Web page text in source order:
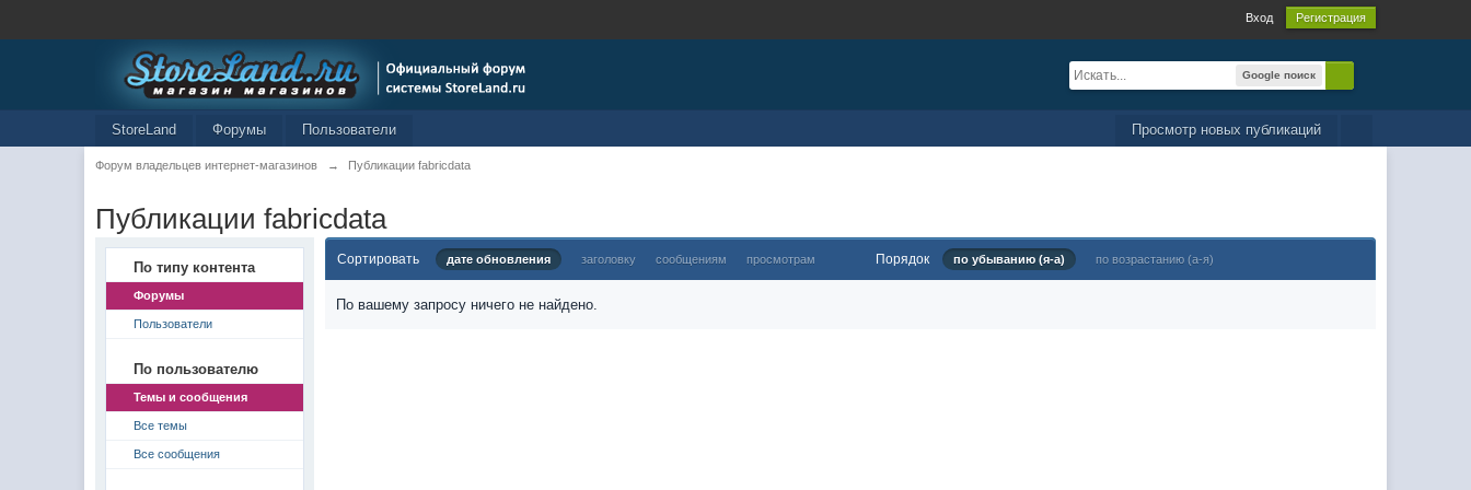
Вход Регистрация
Google поиск
Просмотр новых публикаций
StoreLand Форумы Пользователи
Форум владельцев интернет-магазинов → Публикации fabricdata
Публикации fabricdata
По типу контента
Форумы
Пользователи
По пользователю
Темы и сообщения
Все темы
Все сообщения
Сортировать дате обновления заголовку сообщениям просмотрам Порядок по убыванию (я-а) по возрастанию (а-я)
По вашему запросу ничего не найдено.